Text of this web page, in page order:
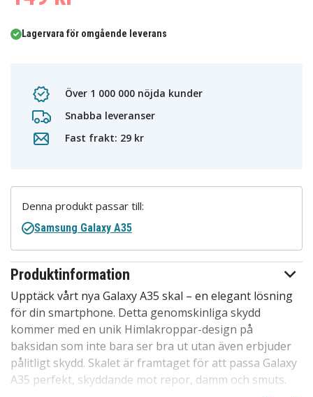
Lagervara för omgående leverans
Över 1 000 000 nöjda kunder
Snabba leveranser
Fast frakt: 29 kr
Produktinformation
Upptäck vårt nya Galaxy A35 skal – en elegant lösning
för din smartphone. Detta genomskinliga skydd
kommer med en unik Himlakroppar-design på
baksidan som inte bara ser bra ut utan även erbjuder
pålitligt skydd. Skalet är framtaget för att passa Galaxy
A35 perfekt, skyddande mot repor, damm och smuts.
Denna produkt passar till:
Samsung Galaxy A35